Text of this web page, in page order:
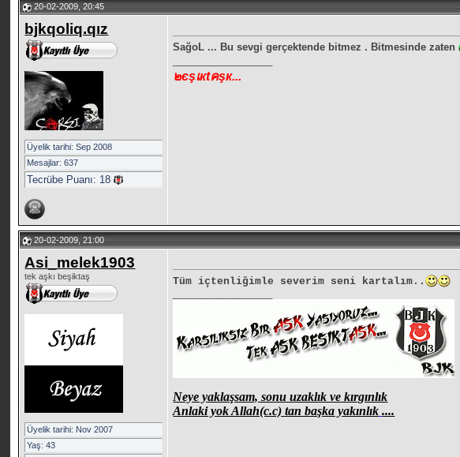
20-02-2009, 20:45
bjkqoliq.qız
Üyelik tarihi: Sep 2008
Mesajlar: 637
Tecrübe Puanı: 18
SağoL ... Bu sevgi gerçektende bitmez . Bitmesinde zaten
๒єşเкtคşк...
20-02-2009, 21:00
Asi_melek1903
tek aşkı beşiktaş
Üyelik tarihi: Nov 2007
Yaş: 43
Tüm içtenliğimle severim seni kartalım..
Neye yaklaşsam, sonu uzaklık ve kırgınlık
Anlaki yok Allah(c.c) tan başka yakınlık ....